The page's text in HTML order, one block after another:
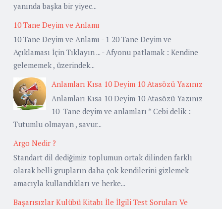
yanında başka bir yiyec...
10 Tane Deyim ve Anlamı
10 Tane Deyim ve Anlamı - 1 20 Tane Deyim ve
Açıklaması İçin Tıklayın ... - Afyonu patlamak : Kendine
gelememek , üzerindek...
Anlamları Kısa 10 Deyim 10 Atasözü Yazınız
Anlamları Kısa 10 Deyim 10 Atasözü Yazınız
10 Tane deyim ve anlamları * Cebi delik :
Tutumlu olmayan , savur...
Argo Nedir ?
Standart dil dediğimiz toplumun ortak dilinden farklı
olarak belli grupların daha çok kendilerini gizlemek
amacıyla kullandıkları ve herke...
Başarısızlar Kulübü Kitabı İle İlgili Test Soruları Ve